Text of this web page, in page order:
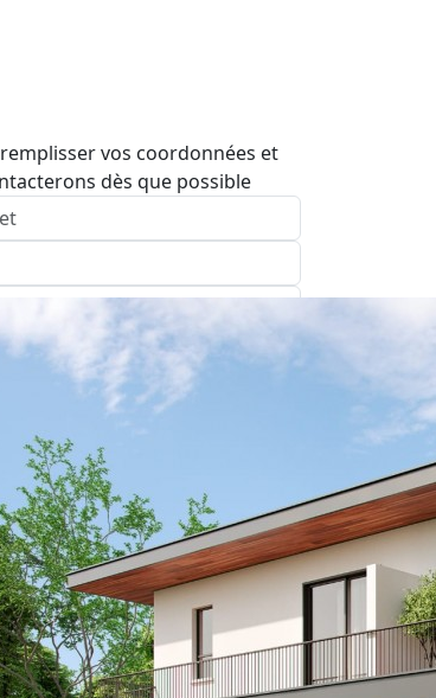
vos coordonnées et
dès que possible